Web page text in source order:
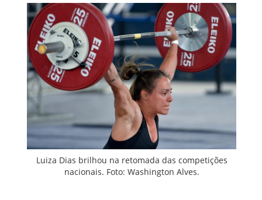
Luiza Dias brilhou na retomada das competições
nacionais. Foto: Washington Alves.